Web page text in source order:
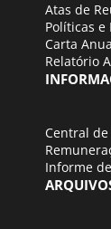
Atas de
Políticas e
Carta
Relatório
Central
Informe